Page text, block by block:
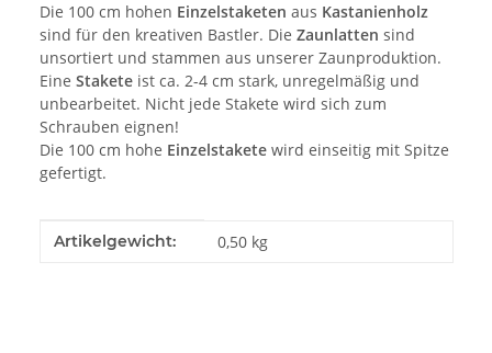
Die 100 cm hohen Einzelstaketen aus Kastanienholz
sind für den kreativen Bastler. Die Zaunlatten sind
unsortiert und stammen aus unserer Zaunproduktion.
Eine Stakete ist ca. 2-4 cm stark, unregelmäßig und
unbearbeitet. Nicht jede Stakete wird sich zum
Schrauben eignen!
Die 100 cm hohe Einzelstakete wird einseitig mit Spitze
gefertigt.
Produkteigenschaft
Wert
Artikelgewicht: 0,50 kg